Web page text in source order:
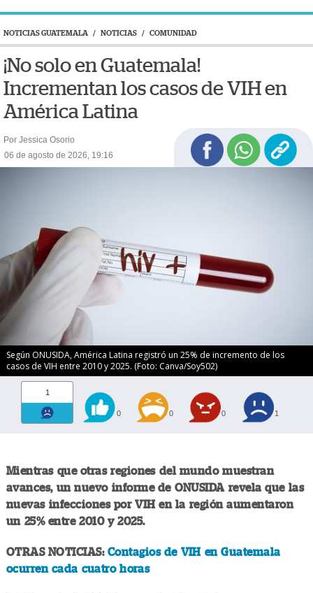
NOTICIAS GUATEMALA / NOTICIAS / COMUNIDAD
¡No solo en Guatemala!
Incrementan los casos de VIH en
América Latina
Por Jessica Osorio
06 de agosto de 2026, 19:16
Según ONUSIDA, América Latina registró un 25% de incremento de los
casos de VIH entre 2010 y 2025. (Foto: Canva/Soy502)
1
0 0 0 1
Mientras que otras regiones del mundo muestran
avances, un nuevo informe de ONUSIDA revela que las
nuevas infecciones por VIH en la región aumentaron
un 25% entre 2010 y 2025.
OTRAS NOTICIAS: Contagios de VIH en Guatemala
ocurren cada cuatro horas